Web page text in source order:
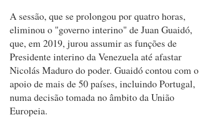
A sessão, que se prolongou por quatro horas,
eliminou o "governo interino" de Juan Guaidó,
que, em 2019, jurou assumir as funções de
Presidente interino da Venezuela até afastar
Nicolás Maduro do poder. Guaidó contou com o
apoio de mais de 50 países, incluindo Portugal,
numa decisão tomada no âmbito da União
Europeia.